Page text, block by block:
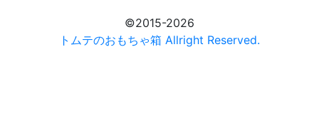
©2015-2026
トムテのおもちゃ箱 Allright Reserved.